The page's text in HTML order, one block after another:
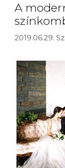
A
2019.06.29.